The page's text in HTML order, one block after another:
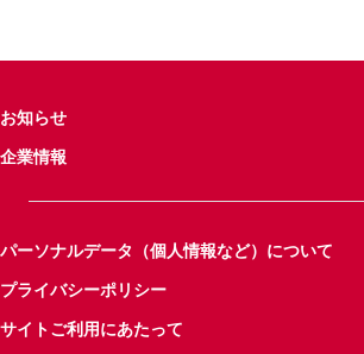
お知らせ
企業情報
パーソナルデータ（個人情報など）について
プライバシーポリシー
サイトご利用にあたって